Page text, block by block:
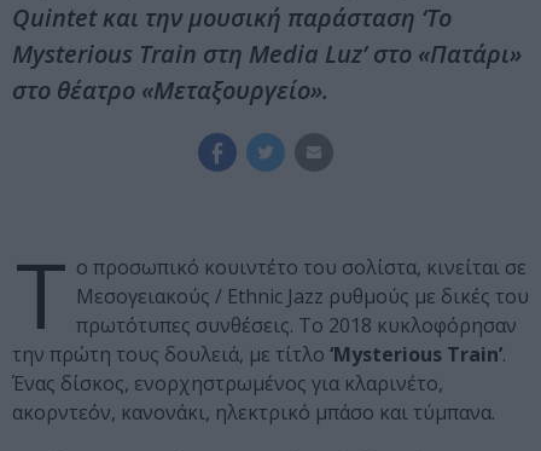
Quintet και την μουσική παράσταση ‘Το
Mysterious Train στη Media Luz’ στο «Πατάρι»
στο θέατρο «Μεταξουργείο».
Τ o προσωπικό κουιντέτο του σολίστα, κινείται σε
Μεσογειακούς / Ethnic Jazz ρυθμούς με δικές του
πρωτότυπες συνθέσεις. Το 2018 κυκλοφόρησαν
την πρώτη τους δουλειά, με τίτλο ‘Mysterious Τrain’.
Ένας δίσκος, ενορχηστρωμένος για κλαρινέτο,
ακορντεόν, κανονάκι, ηλεκτρικό μπάσο και τύμπανα.